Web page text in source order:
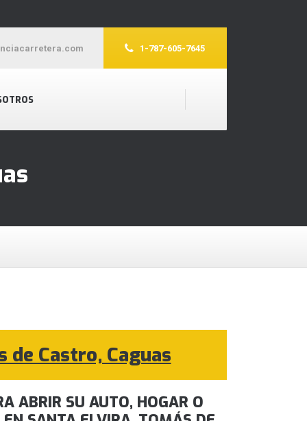
1-787-605-7645
de Castro, Caguas
ABRIR SU AUTO, HOGAR O